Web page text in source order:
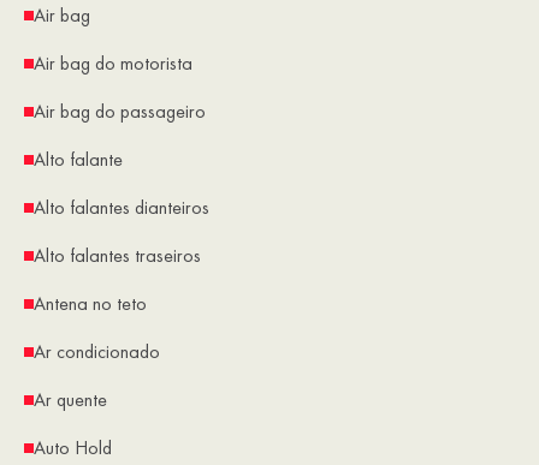
Air bag
Air bag do motorista
Air bag do passageiro
Alto falante
Alto falantes dianteiros
Alto falantes traseiros
Antena no teto
Ar condicionado
Ar quente
Auto Hold